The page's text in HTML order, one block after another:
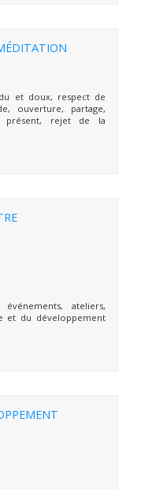
et doux, respect de
ouverture, partage,
présent, rejet de la
ateliers,
et du développement